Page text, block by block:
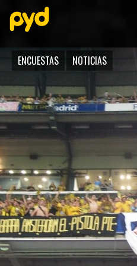
BASKETBALL
FUTSAL
ENCUESTAS NOTICIAS